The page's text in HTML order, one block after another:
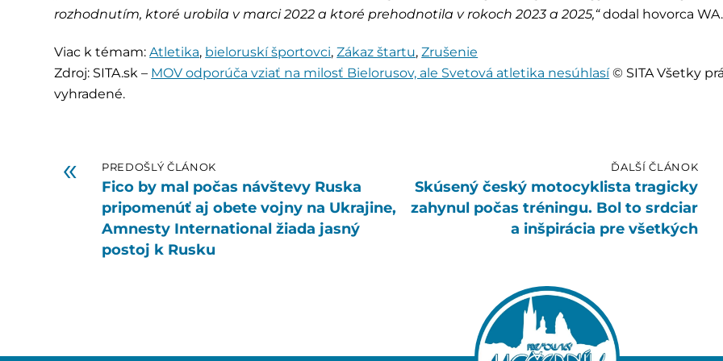
rozhodnutím, ktoré urobila v marci 2022 a ktoré prehodnotila v rokoch 2023 a 2025,“dodal hovorca WA.
Viac k témam:Atletika, bieloruskí športovci,Zákaz štartu,Zrušenie
Zdroj: SITA.sk – MOV odporúča vziať na milosť Bielorusov, ale Svetová atletika nesúhlasí© SITA Všetky
vyhradené.
« PREDOŠLÝ ČLÁNOK
Fico by mal počas návštevy Ruska
pripomenúť aj obete vojny na Ukrajine,
Amnesty International žiada jasný
postoj k Rusku
ĎALŠÍ ČLÁNOK
Skúsený český motocyklista tragicky
zahynul počas tréningu. Bol to srdciar
a inšpirácia pre všetkých